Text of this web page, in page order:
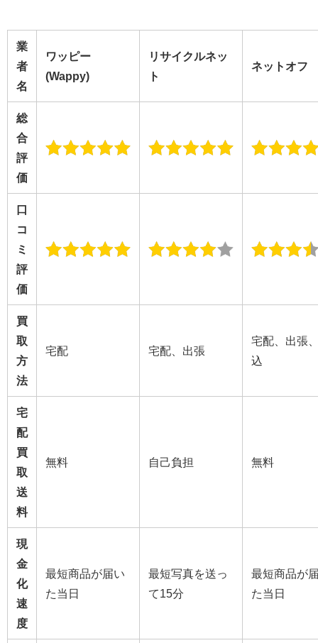
業
者
名
ワッピー
(Wappy)
リサイクルネッ
ト
ネットオフ
総
合
評
価
口
コ
ミ
評
価
買
取
方
法
宅配 宅配、出張
宅配、出張
込
宅
配
買
取
送
料
無料 自己負担 無料
現
金
化
速
度
最短商品が届い
た当日
最短写真を送っ
て15分
最短商品が
た当日